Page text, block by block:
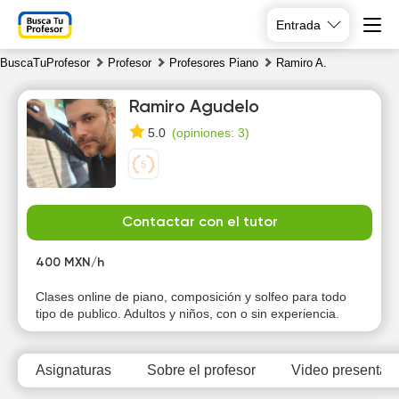
Entrada
BuscaTuProfesor Profesor Profesores Piano Ramiro A.
Ramiro Agudelo
5.0 (opiniones: 3)
Contactar con el tutor
400 MXN/h
Clases online de piano, composición y solfeo para todo
tipo de publico. Adultos y niños, con o sin experiencia.
Asignaturas Sobre el profesor Video
Th
6
Fr
7
8
10:30
11:00
11:30
10:30
11:00
11:30
10:30
11:00
11:30